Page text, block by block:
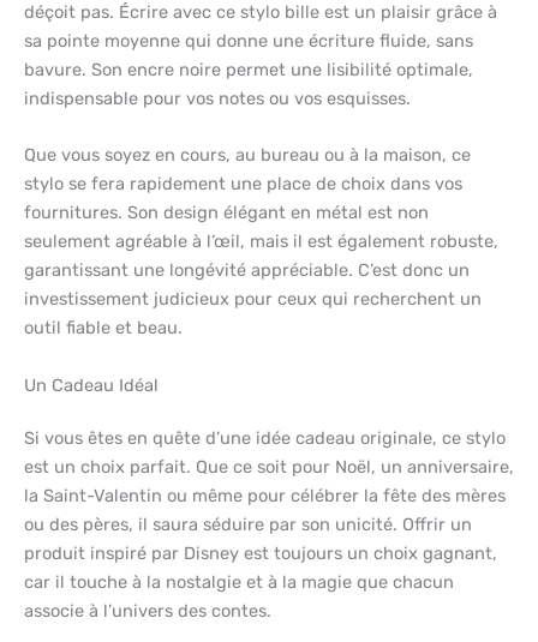
déçoit pas. Écrire avec ce stylo bille est un plaisir grâce à
sa pointe moyenne qui donne une écriture fluide, sans
bavure. Son encre noire permet une lisibilité optimale,
indispensable pour vos notes ou vos esquisses.
Que vous soyez en cours, au bureau ou à la maison, ce
stylo se fera rapidement une place de choix dans vos
fournitures. Son design élégant en métal est non
seulement agréable à l’œil, mais il est également robuste,
garantissant une longévité appréciable. C’est donc un
investissement judicieux pour ceux qui recherchent un
outil fiable et beau.
Un Cadeau Idéal
Si vous êtes en quête d’une idée cadeau originale, ce stylo
est un choix parfait. Que ce soit pour Noël, un anniversaire,
la Saint-Valentin ou même pour célébrer la fête des mères
ou des pères, il saura séduire par son unicité. Offrir un
produit inspiré par Disney est toujours un choix gagnant,
car il touche à la nostalgie et à la magie que chacun
associe à l’univers des contes.